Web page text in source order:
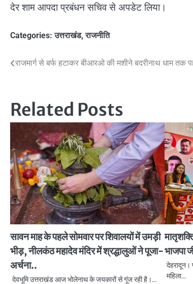
देर शाम आपदा प्रबंधन सचिव से अपडेट लिया।
Categories:उत्तराखंड,राजनीति
Post
राजमार्ग से बर्फ हटाकर बीआरओ की मशीने बदरीनाथ धाम
Related Posts
सावन माह के पहले सोमवार पर शिवालयों में उमड़ी
भीड़, नीलकंठ महादेव मंदिर में श्रद्धालुओं ने पूजा-
अर्चना..
देवभूमि उत्तराखंड आज भोलेनाथ के जयकारों से गूंज रही है।…
भाजपा
देहरादून।
महिला…